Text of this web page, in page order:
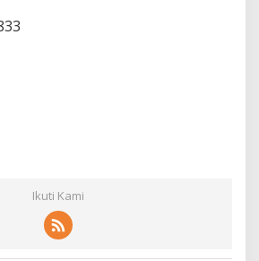
Ikuti Kami